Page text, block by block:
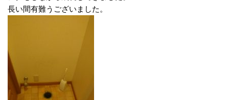
長い間有難うございました。